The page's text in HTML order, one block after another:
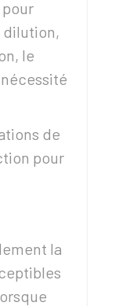
dilution,
le
de
pour
la